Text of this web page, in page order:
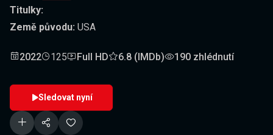
Titulky:
Země původu: USA
2022 125 Full HD 6.8 (IMDb) 190 zhlédnutí
Sledovat nyní